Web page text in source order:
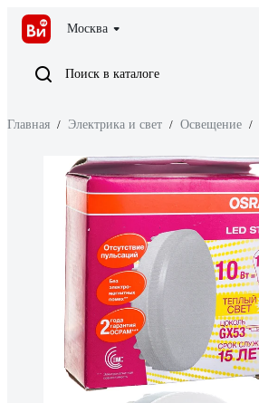
Москва
Поиск в каталоге
Главная / Электрика и свет / Освещение /